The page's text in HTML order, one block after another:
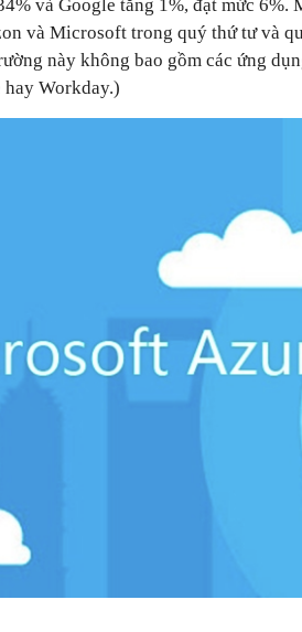
và Google tăng 1%, đạt mức
và Microsoft trong quý thứ tư và
này không bao gồm các ứng
hay Workday.)